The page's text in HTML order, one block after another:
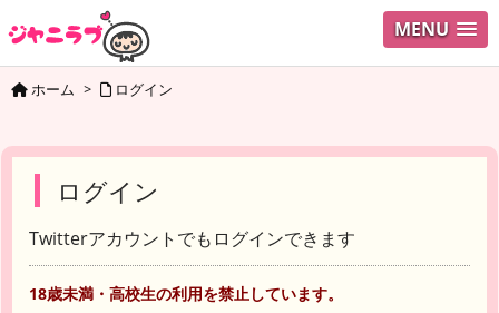
MENU
ホーム > ログイン
ログイン
Twitterアカウントでもログインできます
18歳未満・高校生の利用を禁止しています。